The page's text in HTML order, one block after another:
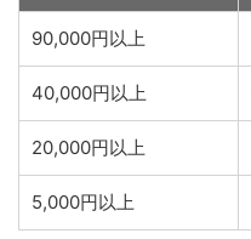
90,000円以上
40,000円以上
20,000円以上
5,000円以上